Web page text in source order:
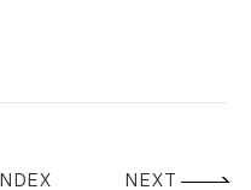
INDEX NEXT